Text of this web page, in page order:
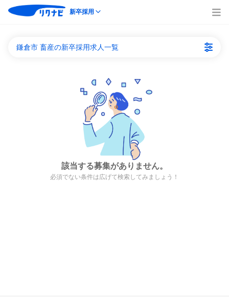
新卒採用
鎌倉市 畜産の新卒採用求人一覧
該当する募集がありません。
必須でない条件は広げて検索してみましょう！